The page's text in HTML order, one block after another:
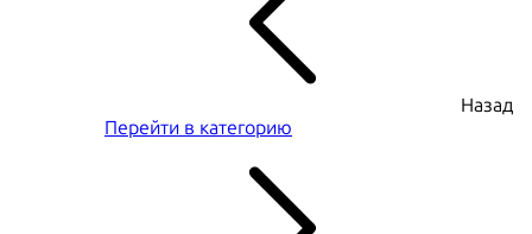
Назад
Перейти в категорию